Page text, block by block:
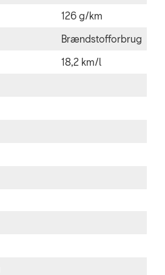
126 g/km
Brændstofforbrug
18,2 km/l